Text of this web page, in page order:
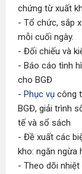
chứng từ xuất
- Tổ chức, sắp
mỗi cuối ngày.
- Đối chiếu và
- Báo cáo tình
cho BGĐ
- Phục vụ công
BGĐ, giải trình
tế và sổ sách
- Đề xuất các
kho: ngăn ngừa
- Theo dõi